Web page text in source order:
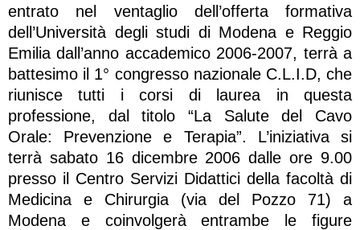
entrato nel ventaglio dell’offerta formativa
dell’Università degli studi di Modena e Reggio
Emilia dall’anno accademico 2006-2007, terrà a
battesimo il 1° congresso nazionale C.L.I.D, che
riunisce tutti i corsi di laurea in questa
professione, dal titolo “La Salute del Cavo
Orale: Prevenzione e Terapia”. L’iniziativa si
terrà sabato 16 dicembre 2006 dalle ore 9.00
presso il Centro Servizi Didattici della facoltà di
Medicina e Chirurgia (via del Pozzo 71) a
Modena e coinvolgerà entrambe le figure